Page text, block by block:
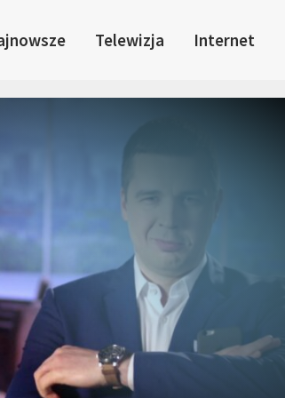
Telewizja Internet